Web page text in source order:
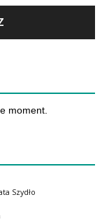
moment.
Szydło